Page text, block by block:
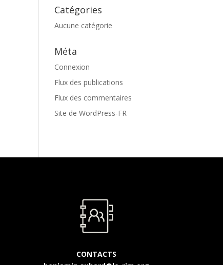
Catégories
Aucune catégorie
Méta
Connexion
Flux des publications
Flux des commentaires
Site de WordPress-FR
CONTACTS